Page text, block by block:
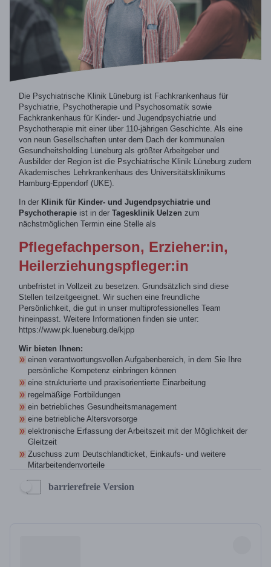
barrierefreie Version